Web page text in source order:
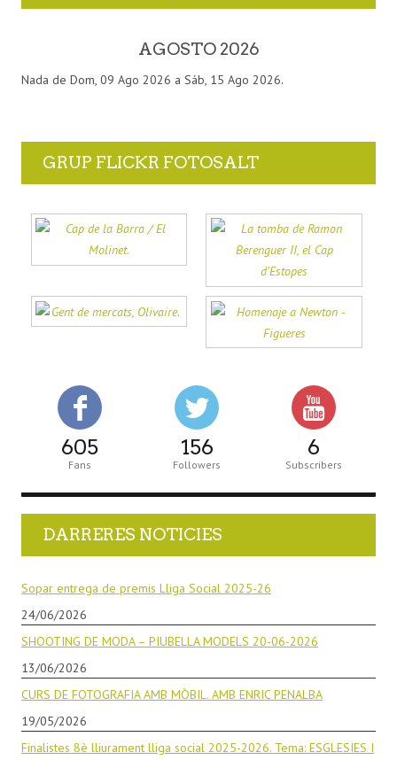
AGOSTO 2026
Nada de Dom, 09 Ago 2026 a Sáb, 15 Ago 2026.
GRUP FLICKR FOTOSALT
605
Fans
156
Followers
6
Subscribers
DARRERES NOTICIES
Sopar entrega de premis Lliga Social 2025-26
24/06/2026
SHOOTING DE MODA – PIUBELLA MODELS 20-06-2026
13/06/2026
CURS DE FOTOGRAFIA AMB MÒBIL. AMB ENRIC PENALBA
19/05/2026
Finalistes 8è lliurament lliga social 2025-2026. Tema: ESGLESIES I